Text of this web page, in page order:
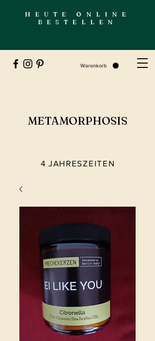
HEUTE ONLINE
BESTELLEN
Warenkorb
METAMORPHOSIS
4 JAHRESZEITEN